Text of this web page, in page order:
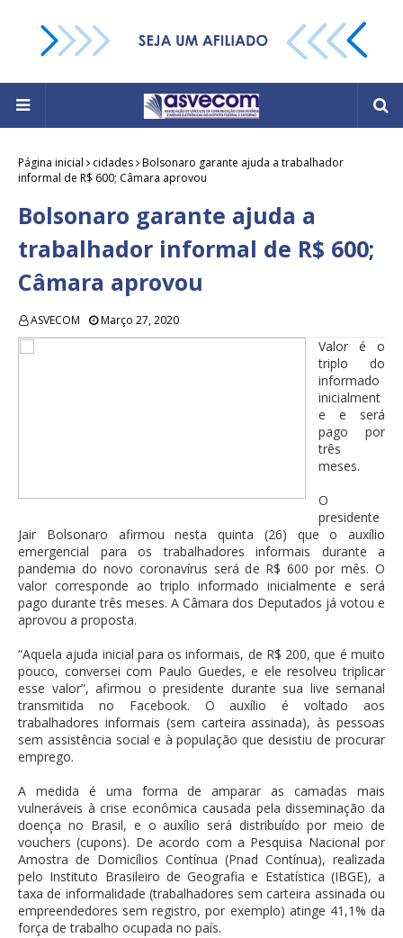
Página inicial cidades Bolsonaro garante ajuda a trabalhador
informal de R$ 600; Câmara aprovou
Bolsonaro garante ajuda a
trabalhador informal de R$ 600;
Câmara aprovou
ASVECOM Março 27, 2020
Valor é o
triplo do
informado
inicialment
e e será
pago por
três
meses.
O
presidente
Jair Bolsonaro afirmou nesta quinta (26) que o auxílio
emergencial para os trabalhadores informais durante a
pandemia do novo coronavírus será de R$ 600 por mês. O
valor corresponde ao triplo informado inicialmente e será
pago durante três meses. A Câmara dos Deputados já votou e
aprovou a proposta.
“Aquela ajuda inicial para os informais, de R$ 200, que é muito
pouco, conversei com Paulo Guedes, e ele resolveu triplicar
esse valor”, afirmou o presidente durante sua live semanal
transmitida no Facebook. O auxílio é voltado aos
trabalhadores informais (sem carteira assinada), às pessoas
sem assistência social e à população que desistiu de procurar
emprego.
A medida é uma forma de amparar as camadas mais
vulneráveis à crise econômica causada pela disseminação da
doença no Brasil, e o auxílio será distribuído por meio de
vouchers (cupons). De acordo com a Pesquisa Nacional por
Amostra de Domicílios Contínua (Pnad Contínua), realizada
pelo Instituto Brasileiro de Geografia e Estatística (IBGE), a
taxa de informalidade (trabalhadores sem carteira assinada ou
empreendedores sem registro, por exemplo) atinge 41,1% da
força de trabalho ocupada no país.